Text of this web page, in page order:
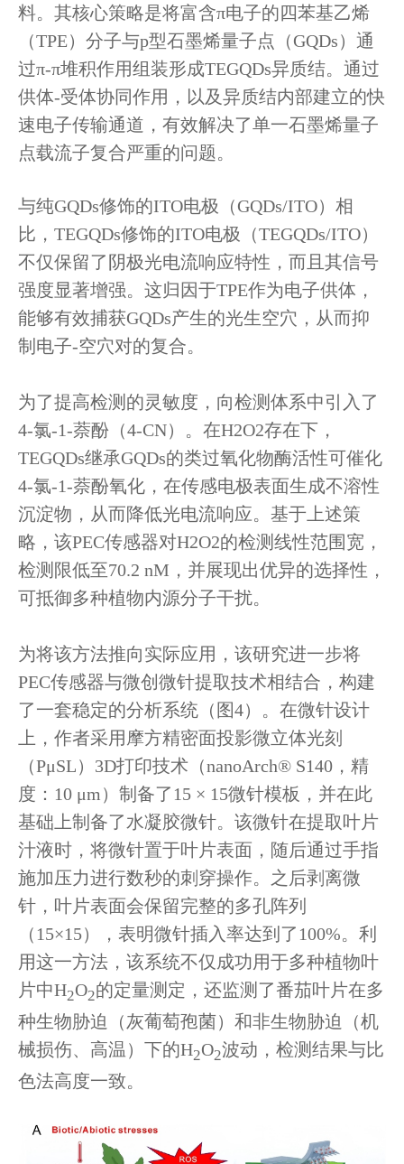
料。其核心策略是将富含π电子的四苯基乙烯
（TPE）分子与p型石墨烯量子点（GQDs）通
过π-π堆积作用组装形成TEGQDs异质结。通过
供体-受体协同作用，以及异质结内部建立的快
速电子传输通道，有效解决了单一石墨烯量子
点载流子复合严重的问题。
与纯GQDs修饰的ITO电极（GQDs/ITO）相
比，TEGQDs修饰的ITO电极（TEGQDs/ITO）
不仅保留了阴极光电流响应特性，而且其信号
强度显著增强。这归因于TPE作为电子供体，
能够有效捕获GQDs产生的光生空穴，从而抑
制电子-空穴对的复合。
为了提高检测的灵敏度，向检测体系中引入了
4-氯-1-萘酚（4-CN）。在H2O2存在下，
TEGQDs继承GQDs的类过氧化物酶活性可催化
4-氯-1-萘酚氧化，在传感电极表面生成不溶性
沉淀物，从而降低光电流响应。基于上述策
略，该PEC传感器对H2O2的检测线性范围宽，
检测限低至70.2 nM，并展现出优异的选择性，
可抵御多种植物内源分子干扰。
为将该方法推向实际应用，该研究进一步将
PEC传感器与微创微针提取技术相结合，构建
了一套稳定的分析系统（图4）。在微针设计
上，作者采用摩方精密面投影微立体光刻
（PμSL）3D打印技术（nanoArch® S140，精
度：10 μm）制备了15 × 15微针模板，并在此
基础上制备了水凝胶微针。该微针在提取叶片
汁液时，将微针置于叶片表面，随后通过手指
施加压力进行数秒的刺穿操作。之后剥离微
针，叶片表面会保留完整的多孔阵列
（15×15），表明微针插入率达到了100%。利
用这一方法，该系统不仅成功用于多种植物叶
片中H2O2的定量测定，还监测了番茄叶片在多
种生物胁迫（灰葡萄孢菌）和非生物胁迫（机
械损伤、高温）下的H2O2波动，检测结果与比
色法高度一致。